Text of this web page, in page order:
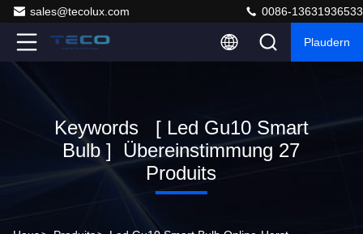
sales@tecolux.com 0086-13631936533
Plaudern
Keywords [ Led Gu10 Smart
Bulb ] Übereinstimmung 27
Produits